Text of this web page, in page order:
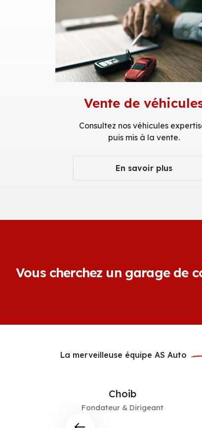
Vente de
Consultez nos véhicules
puis mis à la vente.
En savoir plus
Vous cherchez un garage de
La merveilleuse équipe AS Auto
Choib
Fondateur & Dirigeant